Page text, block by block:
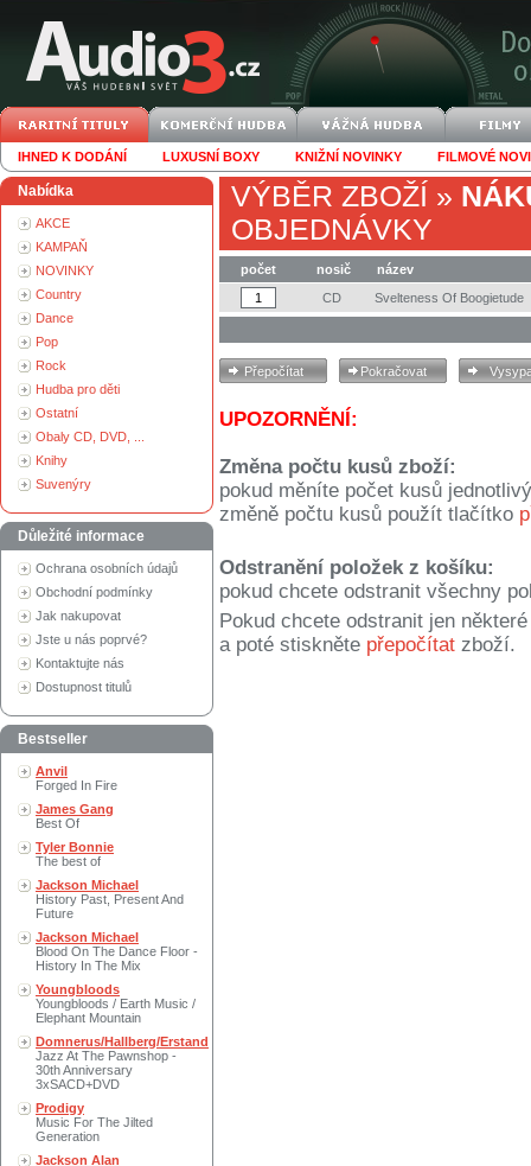
IHNED K DODÁNÍ LUXUSNÍ BOXY KNIŽNÍ NOVINKY FILMOVÉ
Nabídka
AKCE
KAMPAŇ
NOVINKY
Country
Dance
Pop
Rock
Hudba pro děti
Ostatní
Obaly CD, DVD, ...
Knihy
Suvenýry
Důležité informace
Ochrana osobních údajů
Obchodní podmínky
Jak nakupovat
Jste u nás poprvé?
Kontaktujte nás
Dostupnost titulů
Bestseller
Anvil
Forged In Fire
James Gang
Best Of
Tyler Bonnie
The best of
Jackson Michael
History Past, Present And
Future
Jackson Michael
Blood On The Dance Floor -
History In The Mix
Youngbloods
Youngbloods / Earth Music /
Elephant Mountain
Domnerus/Hallberg/Erstand
Jazz At The Pawnshop -
30th Anniversary
3xSACD+DVD
Prodigy
Music For The Jilted
Generation
Jackson Alan
VÝBĚR ZBOŽÍ »
OBJEDNÁVKY
počet nosič
název
CD
Svelteness Of Boogietude
UPOZORNĚNÍ:
Změna počtu kusů zboží:
pokud měníte počet kusů
změně počtu kusů použít tlačítko
Odstranění položek z košíku:
pokud chcete odstranit všechny
Pokud chcete odstranit jen
a poté stiskněte přepočítat zboží.